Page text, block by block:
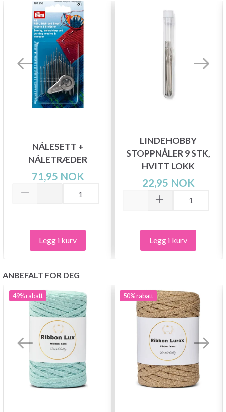
NÅLESETT +
NÅLETRÆDER
71,95 NOK
Legg i kurv
LINDEHOBBY
STOPPNÅLER 9 STK,
HVITT LOKK
22,95 NOK
Legg i kurv
ANBEFALT FOR DEG
49%rabatt 50%rabatt